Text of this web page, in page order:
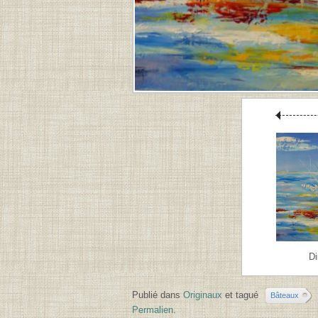
MIN .
Publié dans Originauxet tagué Bâteaux
Permalien.